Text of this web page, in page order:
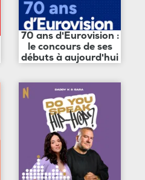
70 ans d'Eurovision :
le concours de ses
débuts à aujourd'hui